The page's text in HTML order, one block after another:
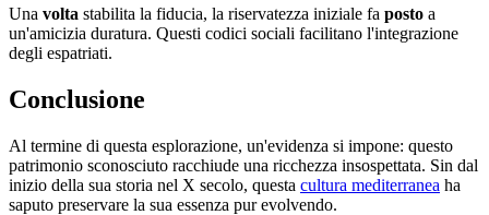
Una volta stabilita la fiducia, la riservatezza iniziale fa posto a
un'amicizia duratura. Questi codici sociali facilitano l'integrazione
degli espatriati.
Conclusione
Al termine di questa esplorazione, un'evidenza si impone: questo
patrimonio sconosciuto racchiude una ricchezza insospettata. Sin dal
inizio della sua storia nel X secolo, questa cultura mediterranea ha
saputo preservare la sua essenza pur evolvendo.